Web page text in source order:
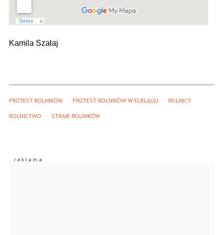
Kamila Szałaj
PROTEST ROLNIKÓW PROTEST ROLNIKÓW W ELBLĄGU ROLNICY
ROLNICTWO STRAJK ROLNIKÓW